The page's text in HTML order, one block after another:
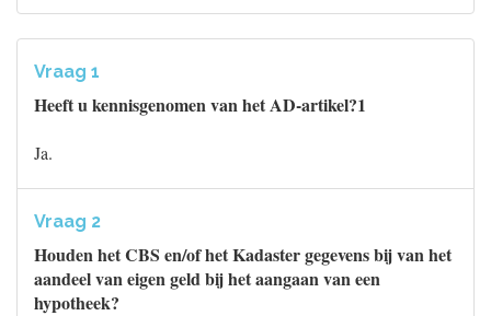
Vraag 1
Heeft u kennisgenomen van het AD-artikel?1
Ja.
Vraag 2
Houden het CBS en/of het Kadaster gegevens bij van het
aandeel van eigen geld bij het aangaan van een
hypotheek?